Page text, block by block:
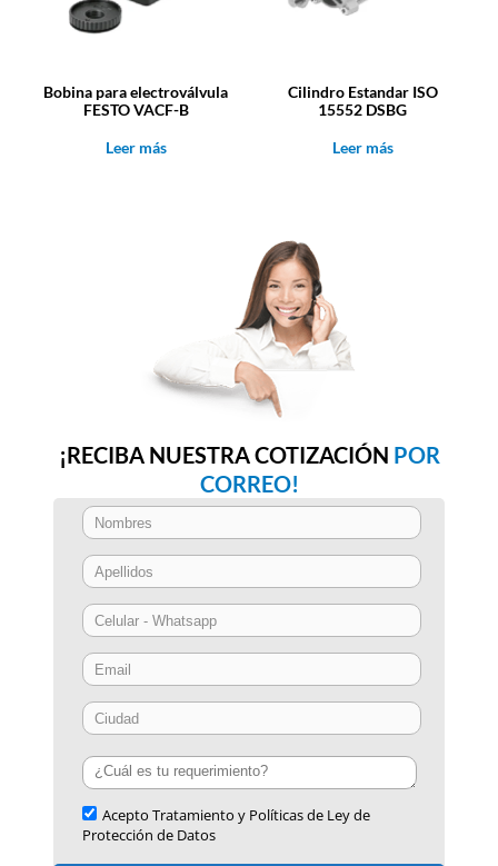
Bobina para electroválvula
FESTO VACF-B
Leer más
Cilindro Estandar ISO
15552 DSBG
Leer más
¡RECIBA NUESTRA COTIZACIÓN POR
CORREO!